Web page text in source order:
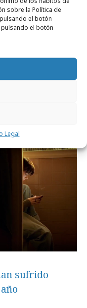
sobre la Política de
el botón
el botón
Legal
al
sufrido